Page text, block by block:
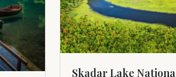
Skadar Lake